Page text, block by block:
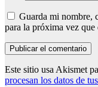
Guarda mi nombre,
para la próxima vez que
Este sitio usa Akismet
procesan los datos de